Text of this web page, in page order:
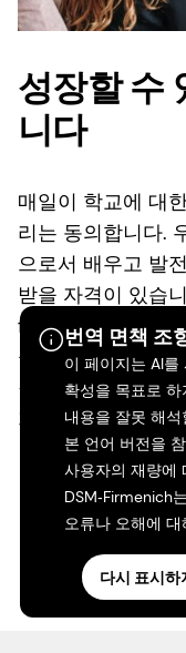
성장할 수
니다
매일이 학교에 대
리는 동의합니다.
으로서 배우고 발
받을 자격이 있습
firmenich에서 우
을 성장시키도록
집단 잠재력을 높
가 보고 싶은 것입
더 읽기
번역 면책 조
이 페이지는 AI를
확성을 목표로
내용을 잘못 해
본 언어 버전을
사용자의 재량에
DSM‑Firmenich
오류나 오해에
다시 표시하